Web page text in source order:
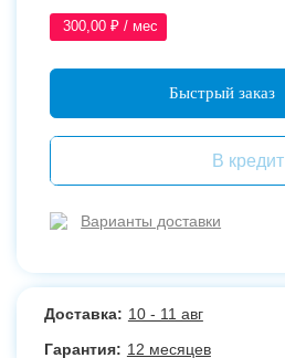
300,00 ₽ / мес
В кредит
Варианты доставки
Доставка: 10 - 11 авг
Гарантия: 12 месяцев